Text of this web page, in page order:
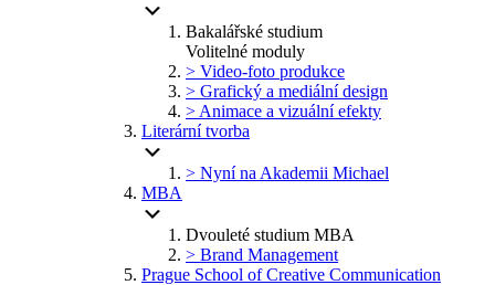
Bakalářské studium
Volitelné moduly
> Video-foto produkce
> Grafický a mediální design
> Animace a vizuální efekty
Literární tvorba
> Nyní na Akademii Michael
MBA
Dvouleté studium MBA
> Brand Management
Prague School of Creative Communication